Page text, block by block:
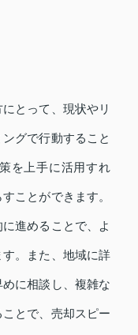
とって、現状やリ
グで行動すること
を上手に活用すれ
ことができます。
進めることで、よ
。また、地域に詳
に相談し、複雑な
とで、売却スピー